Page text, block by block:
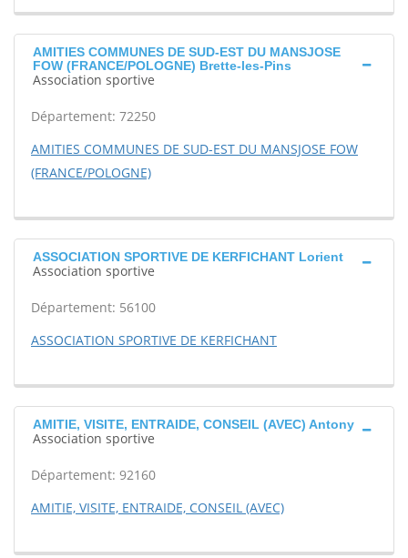
AMITIES COMMUNES DE SUD-EST DU MANSJOSE
FOW (FRANCE/POLOGNE) Brette-les-Pins
Association sportive
Département: 72250
AMITIES COMMUNES DE SUD-EST DU MANSJOSE FOW
(FRANCE/POLOGNE)
ASSOCIATION SPORTIVE DE KERFICHANT Lorient
Association sportive
Département: 56100
ASSOCIATION SPORTIVE DE KERFICHANT
AMITIE, VISITE, ENTRAIDE, CONSEIL (AVEC) Antony
Association sportive
Département: 92160
AMITIE, VISITE, ENTRAIDE, CONSEIL (AVEC)